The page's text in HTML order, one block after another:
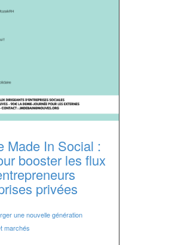
Made In Social :
booster les flux
privées
une nouvelle génération
marchés